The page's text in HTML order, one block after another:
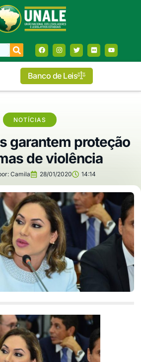
Banco de Leis
NOTÍCIAS
garantem proteção
de violência
Camila 28/01/2020 14:14